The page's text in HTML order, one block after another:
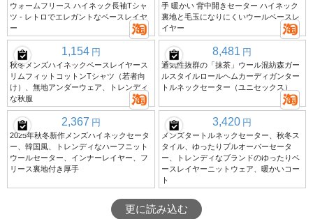
ウォームフリース ハイネック長袖Tシャ
ツ - レトロでエレガントなベースレイヤ
ー
手 暖かい 背中開きセーター ハイネック
裏地と毛玉になりにくいウールベースレ
イヤー
1,154 円
秋冬メンズハイネックベースレイヤース
リムフィットコットンTシャツ（若者向
け）、無地アンダーウェア、トレンディ
な秋服
8,481 円
通気性抜群の「抹茶」ウール混紡森ガー
ルスタイルロールヘムカーディガンター
トルネックセーター（ユニセックス）
2,367 円
2025年秋冬新作メンズハイネックセータ
ー、韓国風、トレンディなハーフニット
ウールセーター、インナーレイヤー、フ
リース裏地付き厚手
3,420 円
メンズタートルネックセーター、秋冬ス
タイル、ゆったりプルオーバーセータ
ー、トレンディなブランドのゆったりベ
ースレイヤーニットウェア、暖かいコー
ト
更に読み込む